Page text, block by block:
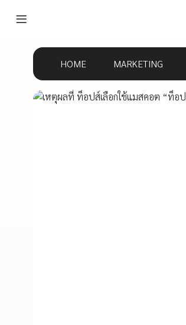
HOME MARKETING